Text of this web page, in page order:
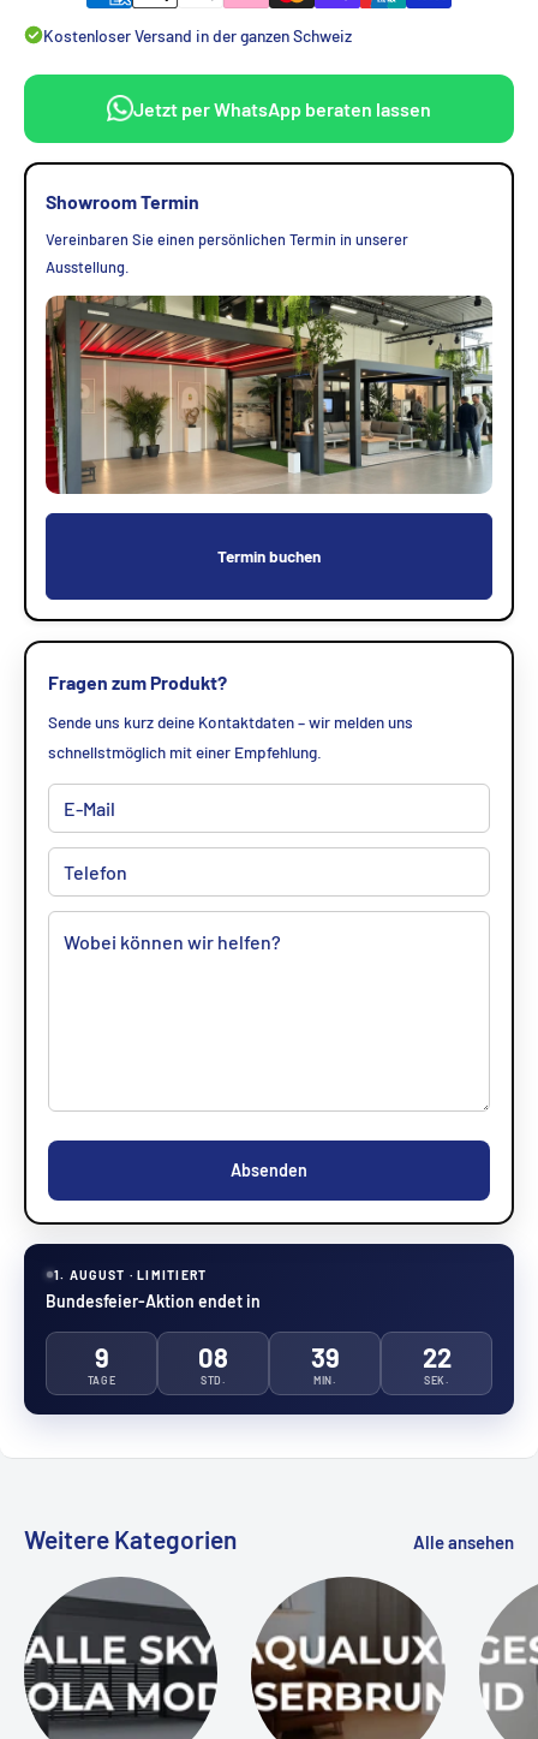
Kostenloser Versand in der ganzen Schweiz
Jetzt per WhatsApp beraten lassen
Showroom Termin
Vereinbaren Sie einen persönlichen Termin in unserer
Ausstellung.
Termin buchen
Fragen zum Produkt?
Sende uns kurz deine Kontaktdaten – wir melden uns
schnellstmöglich mit einer Empfehlung.
Absenden
1. AUGUST · LIMITIERT
Bundesfeier-Aktion endet in
9
TAGE
08
STD.
39
MIN.
21
SEK.
Weitere Kategorien Alle ansehen